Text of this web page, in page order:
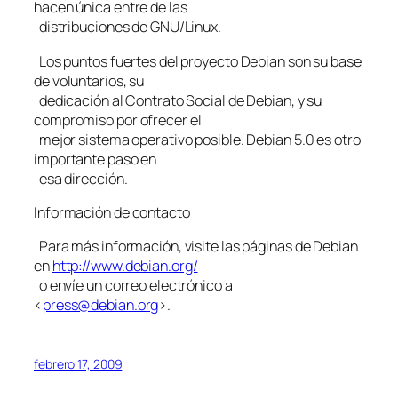
hacen única entre de las
distribuciones de GNU/Linux.
Los puntos fuertes del proyecto Debian son su base
de voluntarios, su
dedicación al Contrato Social de Debian, y su
compromiso por ofrecer el
mejor sistema operativo posible. Debian 5.0 es otro
importante paso en
esa dirección.
Información de contacto
Para más información, visite las páginas de Debian
enhttp://www.debian.org/
o envíe un correo electrónico a
<press@debian.org>.
febrero 17, 2009